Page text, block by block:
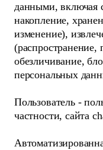
данными, включая
накопление,
изменение),
(распространение,
обезличивание,
персональных
Пользователь -
частности, сайта